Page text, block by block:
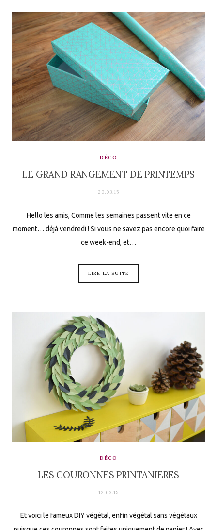
DÉCO
LE GRAND RANGEMENT DE PRINTEMPS
20.03.15
Hello les amis, Comme les semaines passent vite en ce
moment… déjà vendredi ! Si vous ne savez pas encore quoi faire
ce week-end, et…
LIRE LA SUITE
DÉCO
LES COURONNES PRINTANIERES
12.03.15
Et voici le fameux DIY végétal, enfin végétal sans végétaux